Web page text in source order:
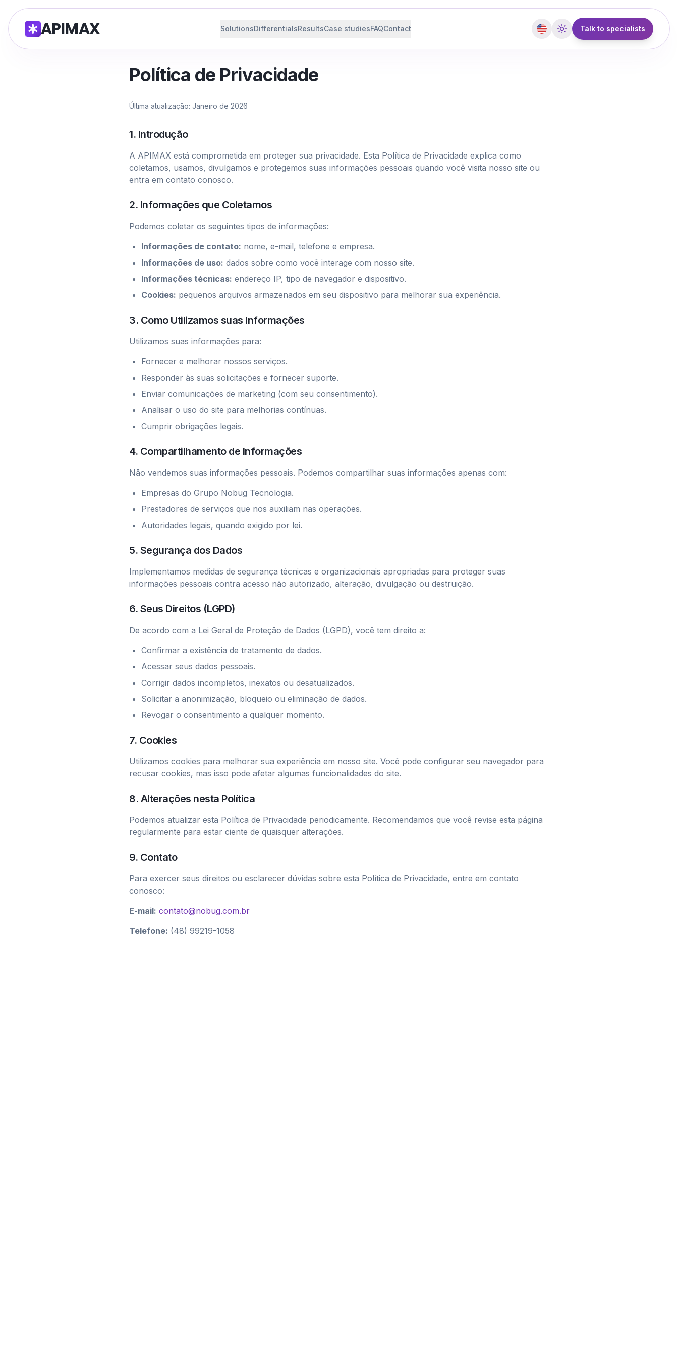
APIMAX SolutionsDifferentialsResultsCase studiesFAQContact Talk to specialists
Política de Privacidade
Última atualização: Janeiro de 2026
1. Introdução
A APIMAX está comprometida em proteger sua privacidade. Esta Política de Privacidade explica como
coletamos, usamos, divulgamos e protegemos suas informações pessoais quando você visita nosso site ou
entra em contato conosco.
2. Informações que Coletamos
Podemos coletar os seguintes tipos de informações:
Informações de contato: nome, e-mail, telefone e empresa.
Informações de uso: dados sobre como você interage com nosso site.
Informações técnicas: endereço IP, tipo de navegador e dispositivo.
Cookies: pequenos arquivos armazenados em seu dispositivo para melhorar sua experiência.
3. Como Utilizamos suas Informações
Utilizamos suas informações para:
Fornecer e melhorar nossos serviços.
Responder às suas solicitações e fornecer suporte.
Enviar comunicações de marketing (com seu consentimento).
Analisar o uso do site para melhorias contínuas.
Cumprir obrigações legais.
4. Compartilhamento de Informações
Não vendemos suas informações pessoais. Podemos compartilhar suas informações apenas com:
Empresas do Grupo Nobug Tecnologia.
Prestadores de serviços que nos auxiliam nas operações.
Autoridades legais, quando exigido por lei.
5. Segurança dos Dados
Implementamos medidas de segurança técnicas e organizacionais apropriadas para proteger suas
informações pessoais contra acesso não autorizado, alteração, divulgação ou destruição.
6. Seus Direitos (LGPD)
De acordo com a Lei Geral de Proteção de Dados (LGPD), você tem direito a:
Confirmar a existência de tratamento de dados.
Acessar seus dados pessoais.
Corrigir dados incompletos, inexatos ou desatualizados.
Solicitar a anonimização, bloqueio ou eliminação de dados.
Revogar o consentimento a qualquer momento.
7. Cookies
Utilizamos cookies para melhorar sua experiência em nosso site. Você pode configurar seu navegador para
recusar cookies, mas isso pode afetar algumas funcionalidades do site.
8. Alterações nesta Política
Podemos atualizar esta Política de Privacidade periodicamente. Recomendamos que você revise esta página
regularmente para estar ciente de quaisquer alterações.
9. Contato
Para exercer seus direitos ou esclarecer dúvidas sobre esta Política de Privacidade, entre em contato
conosco:
E-mail: contato@nobug.com.br
Telefone: (48) 99219-1058